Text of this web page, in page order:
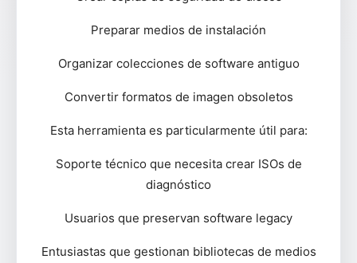
Preparar medios de instalación
Organizar colecciones de software antiguo
Convertir formatos de imagen obsoletos
Esta herramienta es particularmente útil para:
Soporte técnico que necesita crear ISOs de
diagnóstico
Usuarios que preservan software legacy
Entusiastas que gestionan bibliotecas de medios